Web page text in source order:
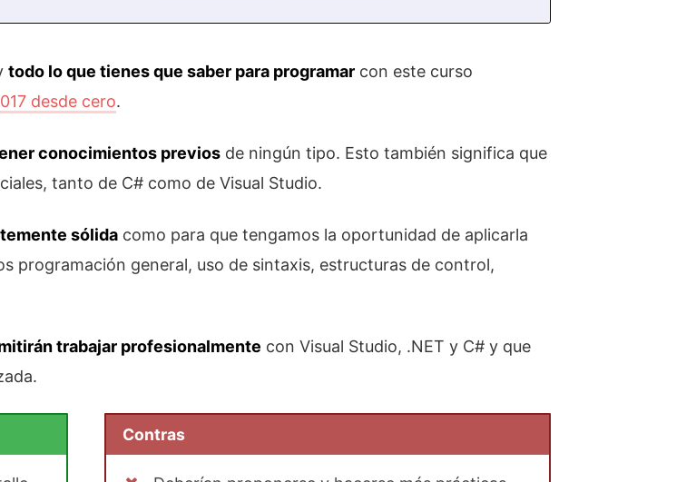
todo lo que tienes que saber para programar con este curso
desde cero.
conocimientos previos de ningún tipo. Esto también significa que
tanto de C# como de Visual Studio.
sólida como para que tengamos la oportunidad de aplicarla
programación general, uso de sintaxis, estructuras de control,
trabajar profesionalmente con Visual Studio, .NET y C# y que
Contras